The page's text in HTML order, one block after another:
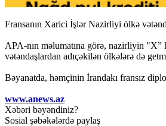
Fransanın Xarici İşlər Nazirliyi ölkə
APA-nın məlumatına görə, nazirliyin "X”
vətəndaşlardan adıçəkilən ölkələrə də
Bəyanatda, həmçinin İrandakı fransız
www.anews.az
Xəbəri bəyəndiniz?
Sosial şəbəkələrdə paylaş